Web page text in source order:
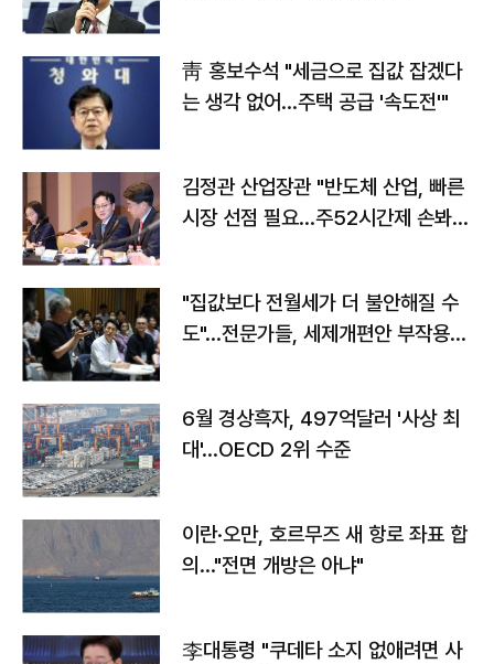
靑 홍보수석 "세금으로 집값 잡겠다
는 생각 없어…주택 공급 '속도전'"
김정관 산업장관 "반도체 산업, 빠른
시장 선점 필요…주52시간제 손봐
"집값보다 전월세가 더 불안해질 수
도"…전문가들, 세제개편안 부작용
6월 경상흑자, 497억달러 '사상 최
대'…OECD 2위 수준
이란·오만, 호르무즈 새 항로 좌표 합
의…"전면 개방은 아냐"
李대통령 "쿠데타 소지 없애려면 사